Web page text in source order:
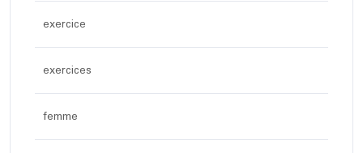
exercice
exercices
femme